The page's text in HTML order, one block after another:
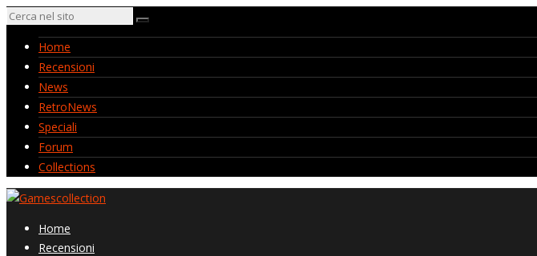
Home
Recensioni
News
RetroNews
Speciali
Forum
Collections
Home
Recensioni